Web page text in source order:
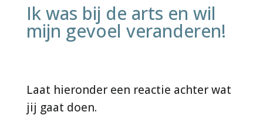
Ik was bij de arts en wil
mijn gevoel veranderen!
Laat hieronder een reactie achter wat
jij gaat doen.